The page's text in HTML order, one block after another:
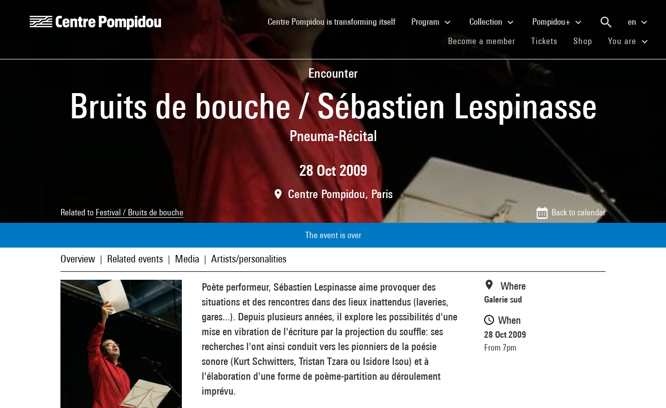
Centre Pompidou is transforming itself(current)Program Collection Pompidou+
en
Become a member (current)
Tickets (current)
Shop (current)You are
Encounter
Bruits de bouche / Sébastien Lespinasse
Pneuma-Récital
28 Oct 2009
Centre Pompidou, Paris
Related to Festival / Bruits de bouche Back to calendar
The event is over
Overview Related events Media Artists/personalities
Poète performeur, Sébastien Lespinasse aime provoquer des
situations et des rencontres dans des lieux inattendus (laveries,
gares...). Depuis plusieurs années, il explore les possibilités d'une
mise en vibration de l'écriture par la projection du souffle: ses
recherches l'ont ainsi conduit vers les pionniers de la poésie
sonore (Kurt Schwitters, Tristan Tzara ou Isidore Isou) et à
l'élaboration d'une forme de poème-partition au déroulement
imprévu.
Where
Galerie sud
When
28 Oct 2009
From 7pm